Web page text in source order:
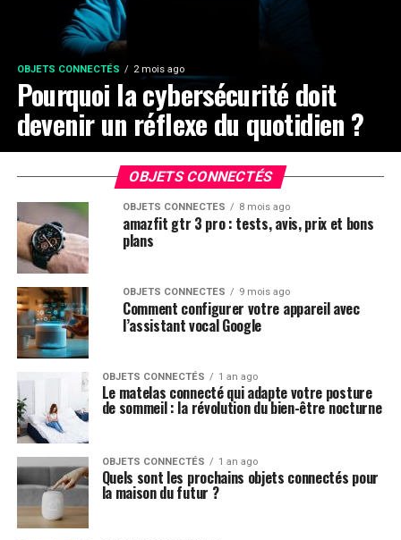
OBJETS CONNECTÉS 2 mois ago
Pourquoi la cybersécurité doit
devenir un réflexe du quotidien ?
OBJETS CONNECTÉS
OBJETS CONNECTÉS 8 mois ago
amazfit gtr 3 pro : tests, avis, prix et bons
plans
OBJETS CONNECTÉS 9 mois ago
Comment configurer votre appareil avec
l’assistant vocal Google
OBJETS CONNECTÉS 1 an ago
Le matelas connecté qui adapte votre posture
de sommeil : la révolution du bien-être nocturne
OBJETS CONNECTÉS 1 an ago
Quels sont les prochains objets connectés pour
la maison du futur ?